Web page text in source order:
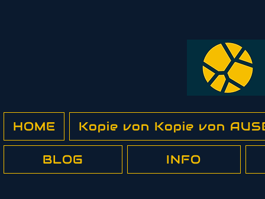
HOME Kopie von Kopie von
BLOG INFO